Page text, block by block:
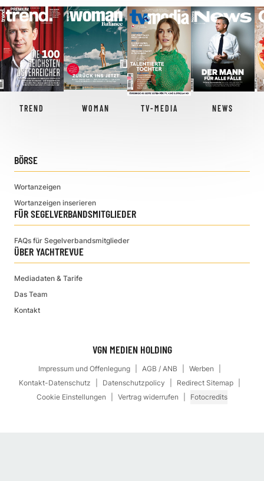
TREND WOMAN TV-MEDIA NEWS
BÖRSE
Wortanzeigen
Wortanzeigen inserieren
FÜR SEGELVERBANDSMITGLIEDER
FAQs für Segelverbandsmitglieder
ÜBER YACHTREVUE
Mediadaten & Tarife
Das Team
Kontakt
VGN MEDIEN HOLDING
Impressum und Offenlegung AGB / ANB
Werben
Kontakt-Datenschutz
Datenschutzpolicy
Redirect Sitemap
Cookie Einstellungen
Vertrag widerrufen Fotocredits